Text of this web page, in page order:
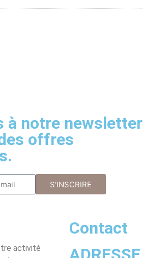
à notre newsletter
offres
S'INSCRIRE
activité
Contact